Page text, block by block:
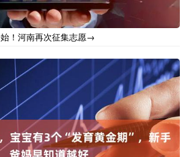
！河南再次征集志愿→